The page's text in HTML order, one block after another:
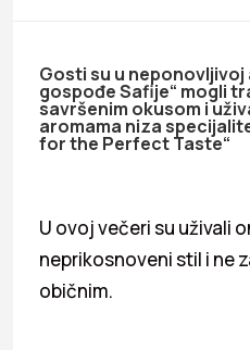
Gosti su u
gospođe Safije“ mogli
savršenim okusom i
aromama niza
for the Perfect Taste“
U ovoj večeri su uživali
neprikosnoveni stil i ne
običnim.